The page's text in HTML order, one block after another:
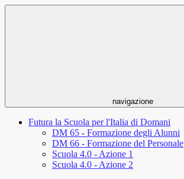
navigazione
Futura la Scuola per l'Italia di Domani
DM 65 - Formazione degli Alunni
DM 66 - Formazione del Personale
Scuola 4.0 - Azione 1
Scuola 4.0 - Azione 2